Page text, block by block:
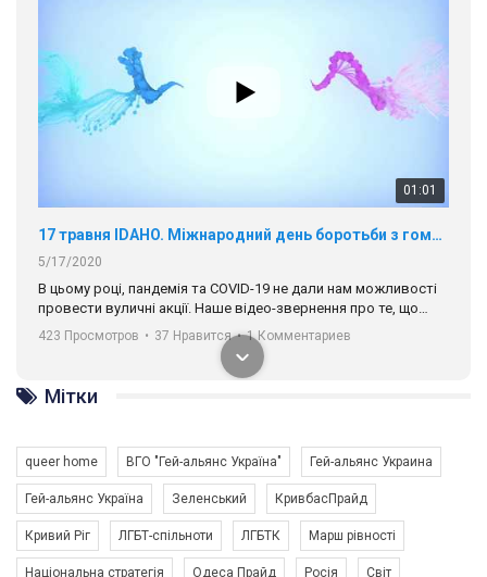
01:01
17 травня IDAHO. Міжнародний день боротьби з гомофобією трансфобією і біфобія.
5/17/2020
В цьому році, пандемія та COVІD-19 не дали нам можливості
провести вуличні акції. Наше відео-звернення про те, що
навіть коли ми у різних містах та не можемо зустрінеться, ми
разом. Ми закликаємо всіх хто поділяє цінності рівності та
солідарності, приєднатися до нас. Регіональні підрозділи
ГАУ є в 16 областях України.
Разом наш голос лунає гучніше!
423 Просмотров • 37 Нравится • 1 Комментариев
Мітки
queer home ВГО "Гей-альянс Україна" Гей-альянс Украина
Гей-альянс Україна Зеленський КривбасПрайд
Кривий Ріг ЛГБТ-спільноти ЛГБТК Марш рівності
Національна стратегія Одеса Прайд Росія Світ